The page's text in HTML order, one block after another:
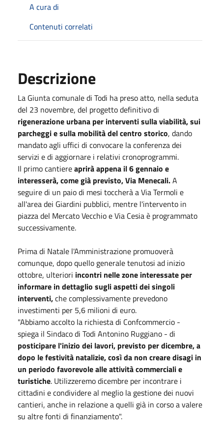
A cura di
Contenuti correlati
Descrizione
La Giunta comunale di Todi ha preso atto, nella seduta
del 23 novembre, del progetto definitivo di
rigenerazione urbana per interventi sulla viabilità, sui
parcheggi e sulla mobilità del centro storico, dando
mandato agli uffici di convocare la conferenza dei
servizi e di aggiornare i relativi cronoprogrammi.
Il primo cantiereaprirà appena il 6 gennaio e
interesserà, come già previsto, Via Menecali.A
seguire di un paio di mesi toccherà a Via Termoli e
all'area dei Giardini pubblici, mentre l'intervento in
piazza del Mercato Vecchio e Via Cesia è programmato
successivamente.
Prima di Natale l'Amministrazione promuoverà
comunque, dopo quello generale tenutosi ad inizio
ottobre, ulteriori incontri nelle zone interessate per
informare in dettaglio sugli aspetti dei singoli
interventi,che complessivamente prevedono
investimenti per 5,6 milioni di euro.
"Abbiamo accolto la richiesta di Confcommercio -
spiega il Sindaco di Todi Antonino Ruggiano - di
posticipare l'inizio dei lavori, previsto per dicembre, a
dopo le festività natalizie, così da non creare disagi in
un periodo favorevole alle attività commerciali e
turistiche. Utilizzeremo dicembre per incontrare i
cittadini e condividere al meglio la gestione dei nuovi
cantieri, anche in relazione a quelli già in corso a valere
su altre fonti di finanziamento".